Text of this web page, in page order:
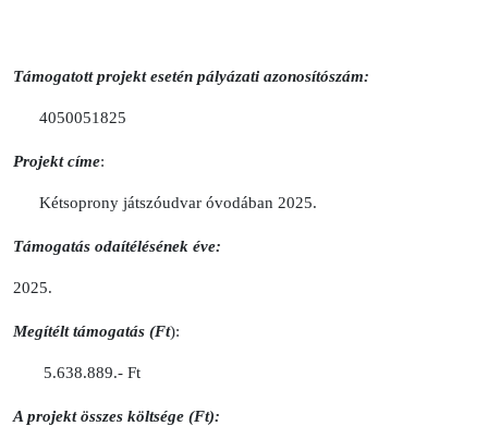
Támogatott projekt esetén pályázati azonosítószám:
4050051825
Projekt címe:
Kétsoprony játszóudvar óvodában 2025.
Támogatás odaítélésének éve:
2025.
Megítélt támogatás (Ft):
5.638.889.- Ft
A projekt összes költsége (Ft):